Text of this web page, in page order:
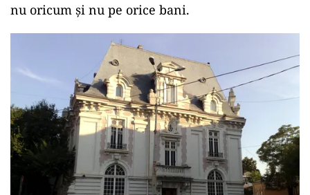
nu oricum și nu pe orice bani.